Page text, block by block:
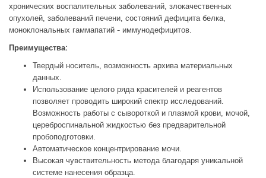
хронических воспалительных заболеваний, злокачественных
опухолей, заболеваний печени, состояний дефицита белка,
моноклональных гаммапатий - иммунодефицитов.
Преимущества:
Твердый носитель, возможность архива материальных
данных.
Использование целого ряда красителей и реагентов
позволяет проводить широкий спектр исследований.
Возможность работы с сывороткой и плазмой крови, мочой,
цереброспинальной жидкостью без предварительной
пробоподготовки.
Автоматическое концентрирование мочи.
Высокая чувствительность метода благодаря уникальной
системе нанесения образца.